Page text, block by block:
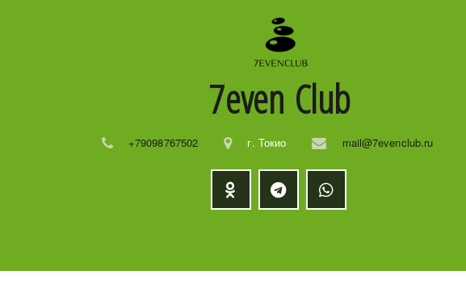
7even Club
+79098767502 г. Токио mail@7evenclub.ru